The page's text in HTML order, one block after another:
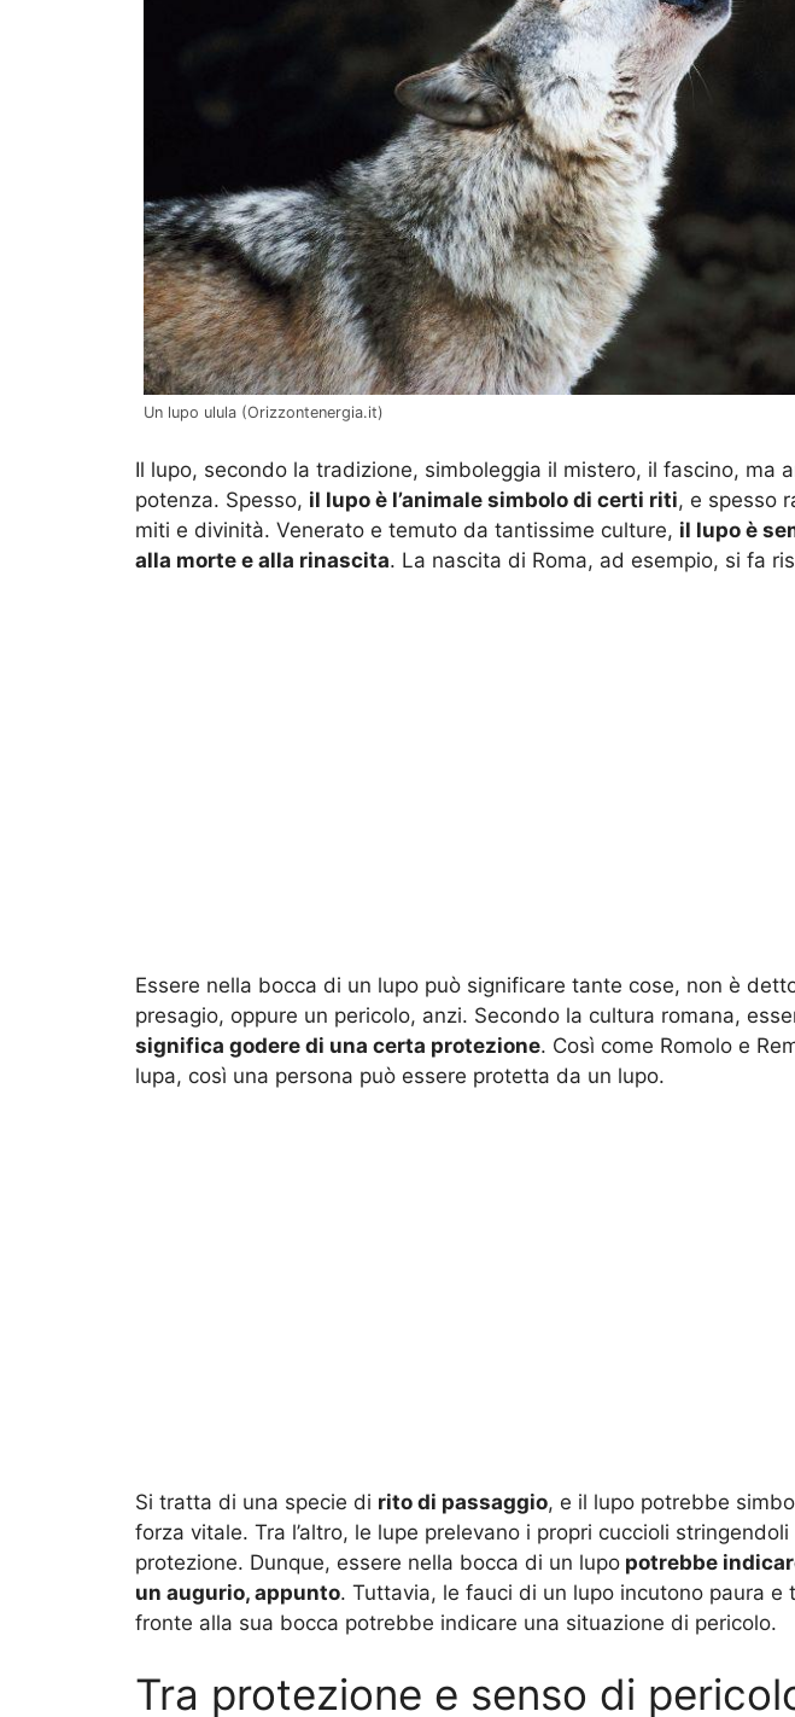
Un lupo ulula (Orizzontenergia.it)
Il lupo, secondo la tradizione, simboleggia il mistero, il fascino, ma
potenza. Spesso, il lupo è l’animale simbolo di certi riti, e spesso
miti e divinità. Venerato e temuto da tantissime culture, il lupo è
alla morte e alla rinascita. La nascita di Roma, ad esempio, si fa
Essere nella bocca di un lupo può significare tante cose, non è
presagio, oppure un pericolo, anzi. Secondo la cultura romana,
significa godere di una certa protezione. Così come Romolo e
lupa, così una persona può essere protetta da un lupo.
Si tratta di una specie di rito di passaggio, e il lupo potrebbe
forza vitale. Tra l’altro, le lupe prelevano i propri cuccioli
protezione. Dunque, essere nella bocca di un lupo potrebbe
un augurio, appunto. Tuttavia, le fauci di un lupo incutono paura e
fronte alla sua bocca potrebbe indicare una situazione di pericolo.
Tra protezione e senso di